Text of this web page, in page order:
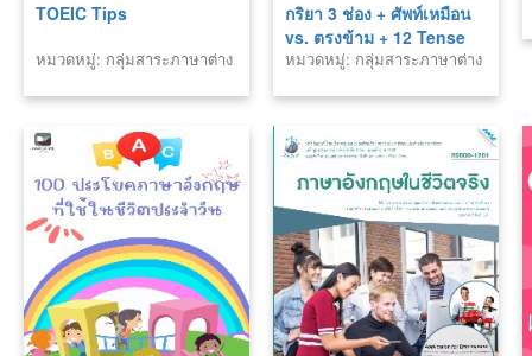
TOEIC Tips
หมวดหมู่: กลุ่มสาระภาษาต่าง
กริยา 3 ช่อง + ศัพท์เหมือน
vs. ตรงข้าม + 12 Tense
หมวดหมู่: กลุ่มสาระภาษาต่าง